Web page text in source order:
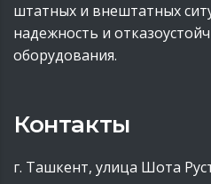
штатных и внештатных
надежность и
оборудования.
Контакты
г. Ташкент, улица Шота